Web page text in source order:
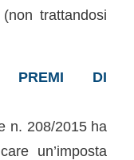
trattandosi
PREMI DI
n. 208/2015 ha
un’imposta